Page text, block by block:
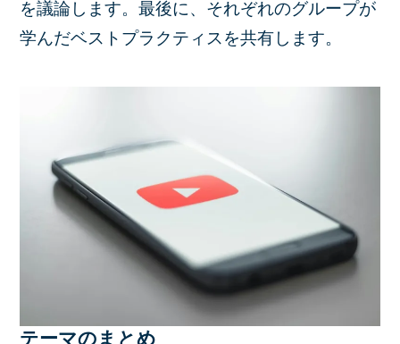
を議論します。最後に、それぞれのグループが
学んだベストプラクティスを共有します。
テーマのまとめ